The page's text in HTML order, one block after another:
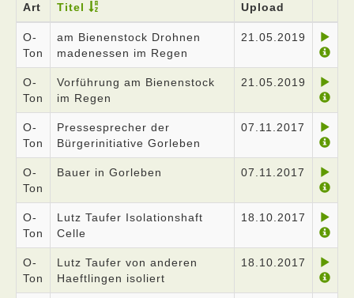
Art
Titel Upload
O-
Ton
am Bienenstock Drohnen
madenessen im Regen
21.05.2019
O-
Ton
Vorführung am Bienenstock
im Regen
21.05.2019
O-
Ton
Pressesprecher der
Bürgerinitiative Gorleben
07.11.2017
O-
Ton
Bauer in Gorleben 07.11.2017
O-
Ton
Lutz Taufer Isolationshaft
Celle
18.10.2017
O-
Ton
Lutz Taufer von anderen
Haeftlingen isoliert
18.10.2017